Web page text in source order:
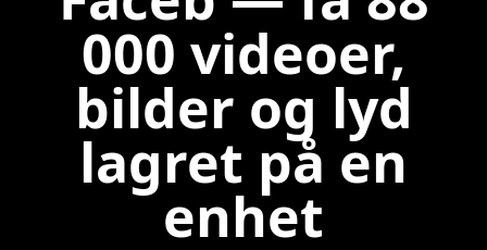
000 videoer,
bilder og lyd
lagret på en
enhet